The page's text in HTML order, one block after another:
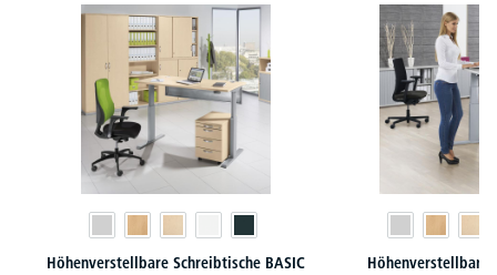
Höhenverstellbare Schreibtische BASIC
Höhenverstellbare